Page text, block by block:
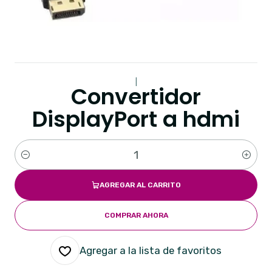
Convertidor
DisplayPort a hdmi
Cantidad
AGREGAR AL CARRITO
COMPRAR AHORA
Agregar a la lista de favoritos